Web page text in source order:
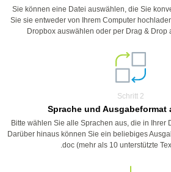
Sie können eine Datei auswählen, die Sie
Sie sie entweder von Ihrem Computer
Dropbox auswählen oder per Drag & Drop
Schritt 2
Sprache und Ausgabeformat
Bitte wählen Sie alle Sprachen aus, die in Ihrer
Darüber hinaus können Sie ein beliebiges
.doc (mehr als 10 unterstützte